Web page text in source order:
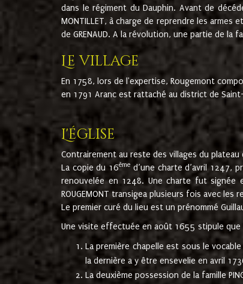
dans le régiment du Dauphin. Avant de
MONTILLET, à charge de reprendre les
de GRENAUD. A la révolution, une partie de la
Le village
En 1758, lors de l'expertise, Rougemont
en 1791 Aranc est rattaché au district de
L'église
Contrairement au reste des villages du
La copie du 16ème d’une charte d’avril 1247,
renouvelée en 1248. Une charte fut signée
ROUGEMONT transigea plusieurs fois avec
Le premier curé du lieu est un prénommé
Une visite effectuée en août 1655 stipule
La première chapelle est sous le vocable
la dernière a y être ensevelie en avril
La deuxième possession de la famille